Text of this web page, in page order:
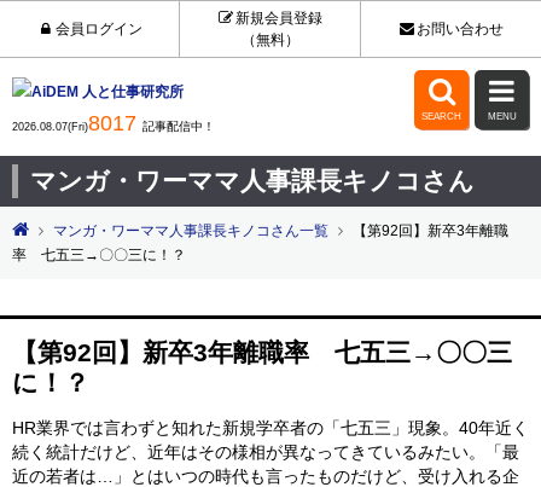
会員ログイン
新規会員登録
（無料）
お問い合わせ
2026.08.07(Fri)8017 記事配信中！

SEARCH

MENU
マンガ・ワーママ人事課長キノコさん
マンガ・ワーママ人事課長キノコさん一覧
【第92回】新卒3年離職
率 七五三→〇〇三に！？
【第92回】新卒3年離職率 七五三→〇〇三
に！？
HR業界では言わずと知れた新規学卒者の「七五三」現象。40年近く
続く統計だけど、近年はその様相が異なってきているみたい。「最
近の若者は…」とはいつの時代も言ったものだけど、受け入れる企